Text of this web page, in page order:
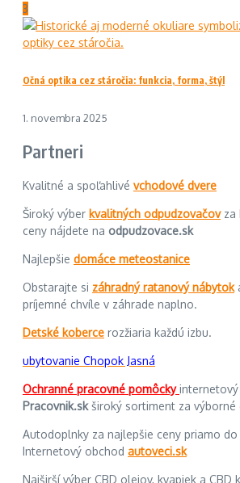
3
Očná optika cez stáročia: funkcia, forma, štýl
1. novembra 2025
Partneri
Kvalitné a spoľahlivé vchodové dvere
Široký výber kvalitných odpudzovačovza
ceny nájdete na odpudzovace.sk
Najlepšie domáce meteostanice
Obstarajte si záhradný ratanový nábytok
príjemné chvíle v záhrade naplno.
Detské koberce rozžiaria každú izbu.
ubytovanie Chopok Jasná
Ochranné pracovné pomôcky
Pracovnik.skširoký sortiment za výborné
Autodoplnky za najlepšie ceny priamo do
Internetový obchod autoveci.sk
Najširší výber CBD olejov, kvapiek a CBD